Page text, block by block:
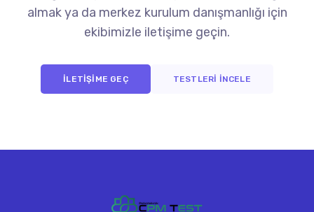
almak ya da merkez kurulum danışmanlığı için
ekibimizle iletişime geçin.
İLETİŞİME GEÇ TESTLERİ İNCELE